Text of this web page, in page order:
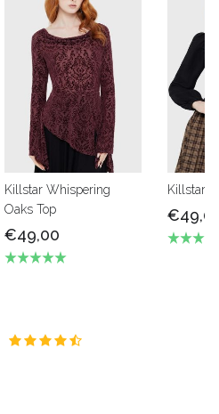
Killstar Whispering
Oaks Top
€49,00
Killstar